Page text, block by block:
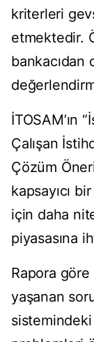
kriterleri
etmektedir.
bankacıdan
İTOSAM’ın
Çalışan
Çözüm
kapsayıcı
için daha
piyasasına
Rapora göre
yaşanan